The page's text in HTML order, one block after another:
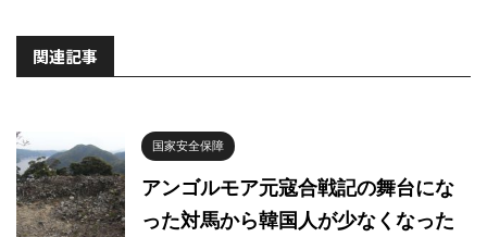
関連記事
国家安全保障
アンゴルモア元寇合戦記の舞台にな
った対馬から韓国人が少なくなった